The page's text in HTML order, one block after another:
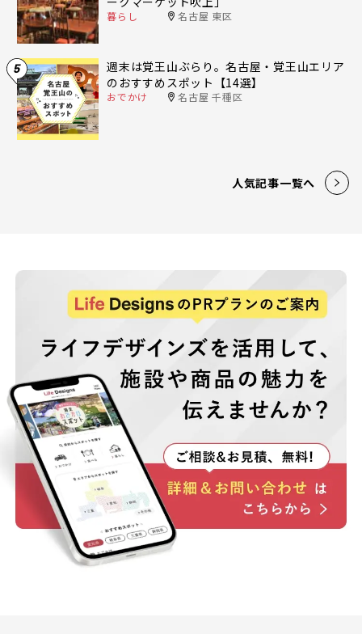
暮らし 名古屋 東区
5
週末は覚王山ぶらり。名古屋・覚王山エリア
のおすすめスポット【14選】
おでかけ 名古屋 千種区
人気記事一覧へ